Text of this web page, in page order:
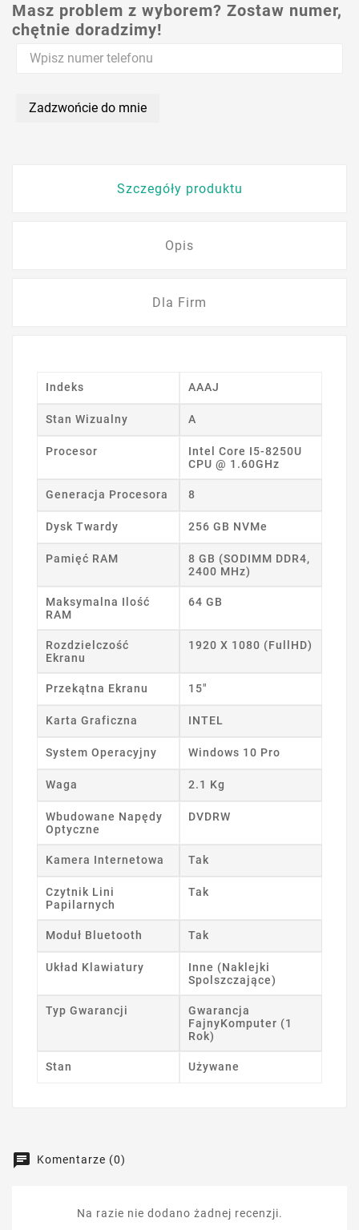
Masz problem z wyborem? Zostaw numer,
chętnie doradzimy!
Zadzwońcie do mnie
Szczegóły produktu
Opis
Dla Firm
Indeks AAAJ
Stan Wizualny A
Procesor
Intel Core I5-8250U
CPU @ 1.60GHz
Generacja Procesora 8
Dysk Twardy 256 GB NVMe
Pamięć RAM
8 GB (SODIMM DDR4,
2400 MHz)
Maksymalna Ilość
RAM
64 GB
Rozdzielczość
Ekranu
1920 X 1080 (FullHD)
Przekątna Ekranu 15"
Karta Graficzna INTEL
System Operacyjny Windows 10 Pro
Waga 2.1 Kg
Wbudowane Napędy
Optyczne
DVDRW
Kamera Internetowa Tak
Czytnik Lini
Papilarnych
Tak
Moduł Bluetooth Tak
Układ Klawiatury
Inne (Naklejki
Spolszczające)
Typ Gwarancji
Gwarancja
FajnyKomputer (1
Rok)
Stan Używane
Komentarze (0)
Na razie nie dodano żadnej recenzji.